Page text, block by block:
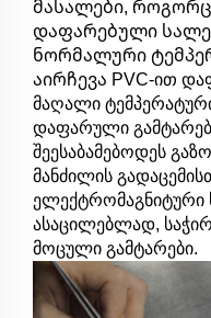
მასალები,
დაფარებული
ნორმალური
აირჩევა PVC-ით
მაღალი
დაფარული
შეესაბამებოდეს
მანძილის
ელექტრომაგნიტური
ასაცილებლად,
მოცული გამტარები.